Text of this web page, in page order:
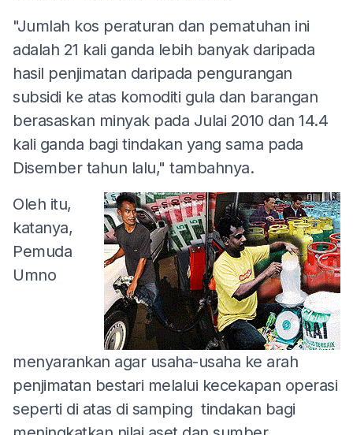
"Jumlah kos peraturan dan pematuhan ini
adalah 21 kali ganda lebih banyak daripada
hasil penjimatan daripada pengurangan
subsidi ke atas komoditi gula dan barangan
berasaskan minyak pada Julai 2010 dan 14.4
kali ganda bagi tindakan yang sama pada
Disember tahun lalu," tambahnya.
Oleh itu,
katanya,
Pemuda
Umno
menyarankan agar usaha-usaha ke arah
penjimatan bestari melalui kecekapan operasi
seperti di atas di samping tindakan bagi